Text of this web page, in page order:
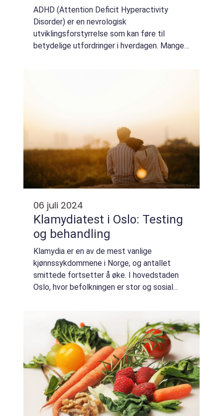
ADHD (Attention Deficit Hyperactivity
Disorder) er en nevrologisk
utviklingsforstyrrelse som kan føre til
betydelige utfordringer i hverdagen. Mange
06 juli 2024
Klamydiatest i Oslo: Testing
og behandling
Klamydia er en av de mest vanlige
kjønnssykdommene i Norge, og antallet
smittede fortsetter å øke. I hovedstaden
Oslo, hvor befolkningen er stor og sosial